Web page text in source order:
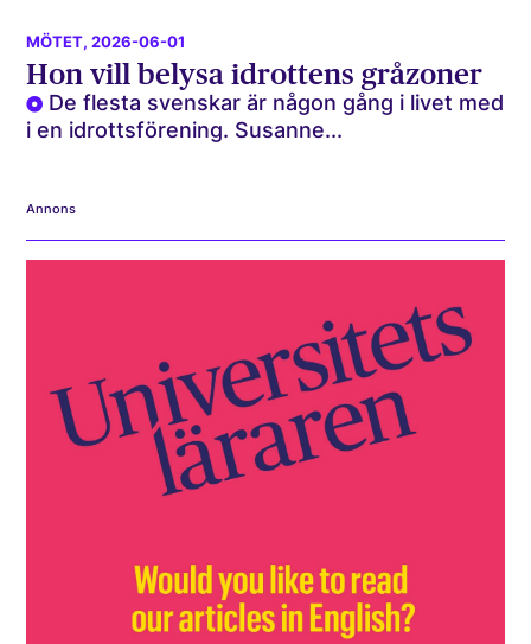
MÖTET, 2026-06-01
Hon vill belysa idrottens gråzoner
De flesta svenskar är någon gång i livet med
i en idrottsförening. Susanne...
Annons